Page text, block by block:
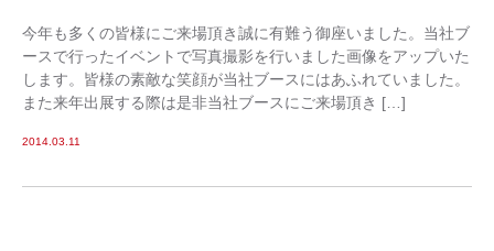
今年も多くの皆様にご来場頂き誠に有難う御座いました。当社ブ
ースで行ったイベントで写真撮影を行いました画像をアップいた
します。皆様の素敵な笑顔が当社ブースにはあふれていました。
また来年出展する際は是非当社ブースにご来場頂き […]
2014.03.11